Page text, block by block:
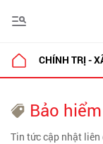
CHÍNH TRỊ -
Bảo
Tin tức cập nhật liên